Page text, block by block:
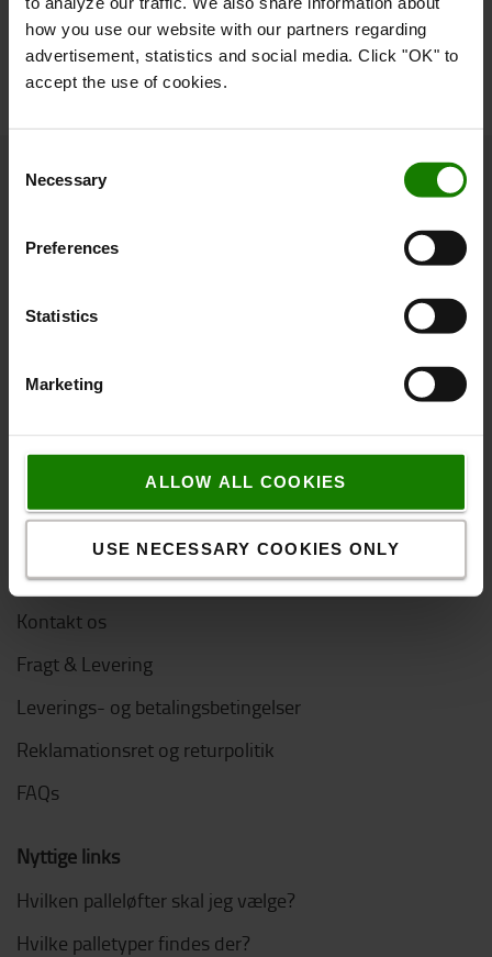
how you use our website with our partners regarding
advertisement, statistics and social media. Click "OK" to
accept the use of cookies.
Selection
Necessary
Preferences
Statistics
Marketing
ALLOW ALL COOKIES
USE NECESSARY COOKIES ONLY
LÆS MERE OM TOYOTA PRODUCTION SYSTEM
Hvem er vi
Bæredygtighed
Logistic Solution Center
Job hos Toyota Material Handling
Online køb
Kontakt os
Fragt & Levering
Leverings- og betalingsbetingelser
Reklamationsret og returpolitik
FAQs
Nyttige links
Hvilken palleløfter skal jeg vælge?
Hvilke palletyper findes der?